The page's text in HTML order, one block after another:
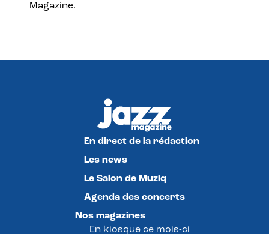
Magazine.
En direct de la rédaction
Les news
Le Salon de Muziq
Agenda des concerts
Nos magazines
En kiosque ce mois-ci